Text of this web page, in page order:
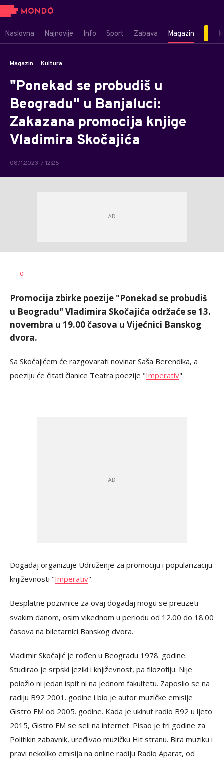
Naslovna Najnovije Info Sport Zabava Magazin
Magazin Kultura
"Ponekad se probudiš u
Beogradu" u Banjaluci:
Zakazana promocija knjige
Vladimira Skočajića
08.11.2023. / 12:25
AUTOR
0
Promocija zbirke poezije "Ponekad se probudiš
u Beogradu" Vladimira Skočajića održaće se 13.
novembra u 19.00 časova u Vijećnici Banskog
dvora.
Sa Skočajićem će razgovarati novinar Saša Berendika, a
poeziju će čitati članice Teatra poezije "Imperativ"
Događaj organizuje Udruženje za promociju i popularizaciju
književnosti "Imperativ".
Besplatne pozivnice za ovaj događaj mogu se preuzeti
svakim danom, osim vikednom u periodu od 12.00 do 18.00
časova na biletarnici Banskog dvora.
Vladimir Skočajić je rođen u Beogradu 1978. godine.
Studirao je srpski jeziki i književnost, pa filozofiju. Nije
položio ni jedan ispit ni na jednom fakultetu. Zaposlio se na
radiju B92 2001. godine i bio je autor muzičke emisije
Gistro FM od 2005. godine. Kada je ukinut radio B92 u ljeto
2015, Gistro FM se seli na internet. Pisao je tri godine za
Politikin zabavnik, uređivao muzičku Hit stranu. Bira muziku i
pravi nekoliko emisija na online radiju Radio Aparat, od